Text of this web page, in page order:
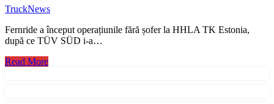
TruckNews
Fernride a început operațiunile fără șofer la HHLA TK Estonia,
după ce TÜV SÜD i-a…
Read More